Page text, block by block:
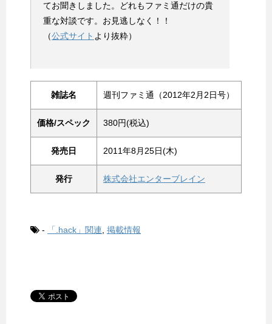
てお聞きしました。どれもファミ通だけの貴
重な対談です。お見逃しなく！！
（公式サイト より抜粋）
雑誌名 週刊ファミ通（2012年2月2日号）
価格/スペック 380円(税込)
発売日 2011年8月25日(木)
発行 株式会社エンターブレイン
- 「.hack」関連 掲載情報